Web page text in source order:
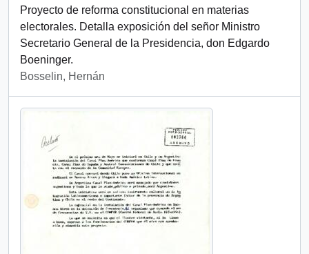
Proyecto de reforma constitucional en materias
electorales. Detalla exposición del señor Ministro
Secretario General de la Presidencia, don Edgardo
Boeninger.
Bosselin, Hernán